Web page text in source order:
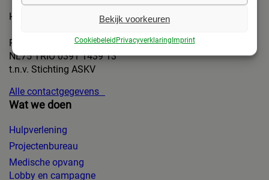
Bekijk voorkeuren
CookiebeleidPrivacyverklaringImprint
Het beste is om eerst te bellen.
Rekeningnummer:
NL75 TRIO 0391 1439 13
t.n.v. Stichting ASKV
Alle contactgegevens
Wat we doen
Hulpverlening
Projectenbureau
Medische opvang
Lobby en campagne